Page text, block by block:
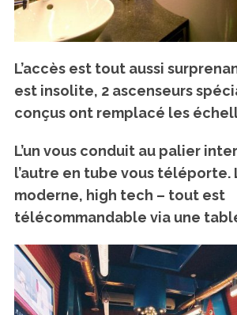
L’accès est tout aussi
est insolite, 2 ascenseurs
conçus ont remplacé les
L’un vous conduit au palier
l’autre en tube vous téléporte.
moderne, high tech – tout est
télécommandable via une